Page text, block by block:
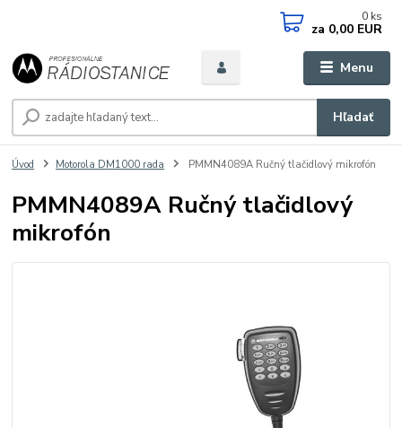
Menu
Hľadať
0 ks
za 0,00 EUR
Úvod Motorola DM1000 rada PMMN4089A Ručný tlačidlový mikrofón
PMMN4089A Ručný tlačidlový
mikrofón